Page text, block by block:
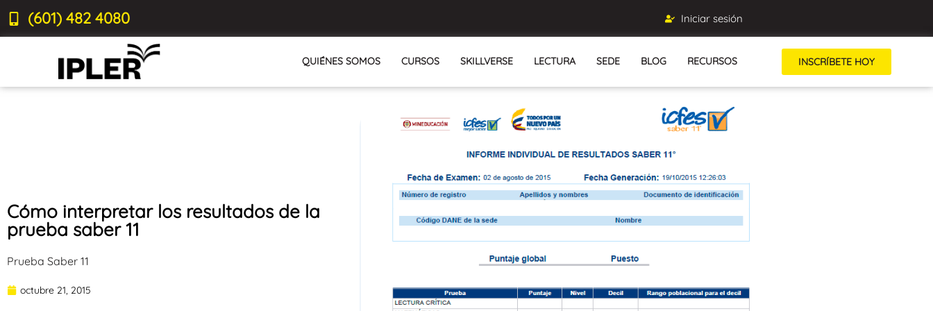
(601) 482 4080 Iniciar sesión
QUIÉNES SOMOS CURSOS SKILLVERSE LECTURA SEDE BLOG RECURSOS INSCRÍBETE HOY
Cómo interpretar los resultados de la
prueba saber 11
Prueba Saber 11
octubre 21, 2015